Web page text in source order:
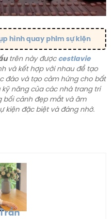
hình quay phim sự kiện
trên này được cestlavie
và kết hợp với nhau để tạo
đáo và tạo cảm hứng cho bất
năng của các nhà trang trí
bối cảnh đẹp mắt và âm
kiện đặc biệt và đáng nhớ.